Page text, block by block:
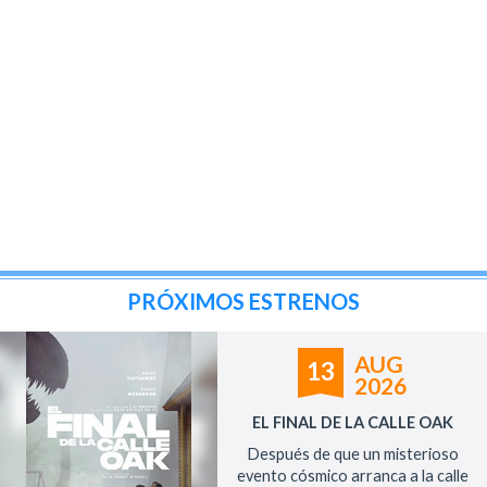
PRÓXIMOS ESTRENOS
13
AUG
2026
EL FINAL DE LA CALLE OAK
Después de que un misterioso
evento cósmico arranca a la calle